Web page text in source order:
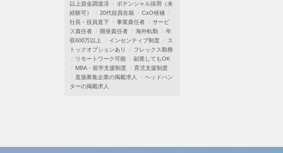
以上資金調達済
ポテンシャル採用（未
経験可）
20代役員在籍
CxO候補
社長・役員直下
事業責任者
サービ
ス責任者
開発責任者 海外転勤
年
収600万以上
インセンティブ制度
ス
トックオプションあり
フレックス勤務
リモートワーク可能
副業してもOK
MBA・留学支援制度
育児支援制度
直接募集企業の掲載求人
ヘッドハン
ターの掲載求人